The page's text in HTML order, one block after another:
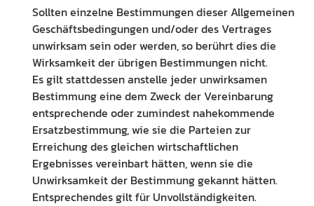
Sollten einzelne Bestimmungen dieser Allgemeinen
Geschäftsbedingungen und/oder des Vertrages
unwirksam sein oder werden, so berührt dies die
Wirksamkeit der übrigen Bestimmungen nicht.
Es gilt stattdessen anstelle jeder unwirksamen
Bestimmung eine dem Zweck der Vereinbarung
entsprechende oder zumindest nahekommende
Ersatzbestimmung, wie sie die Parteien zur
Erreichung des gleichen wirtschaftlichen
Ergebnisses vereinbart hätten, wenn sie die
Unwirksamkeit der Bestimmung gekannt hätten.
Entsprechendes gilt für Unvollständigkeiten.